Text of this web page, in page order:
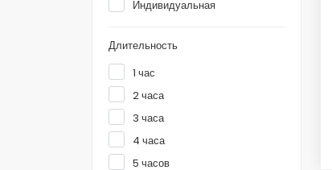
Индивидуальная
Длительность
1 час
2 часа
3 часа
4 часа
5 часов